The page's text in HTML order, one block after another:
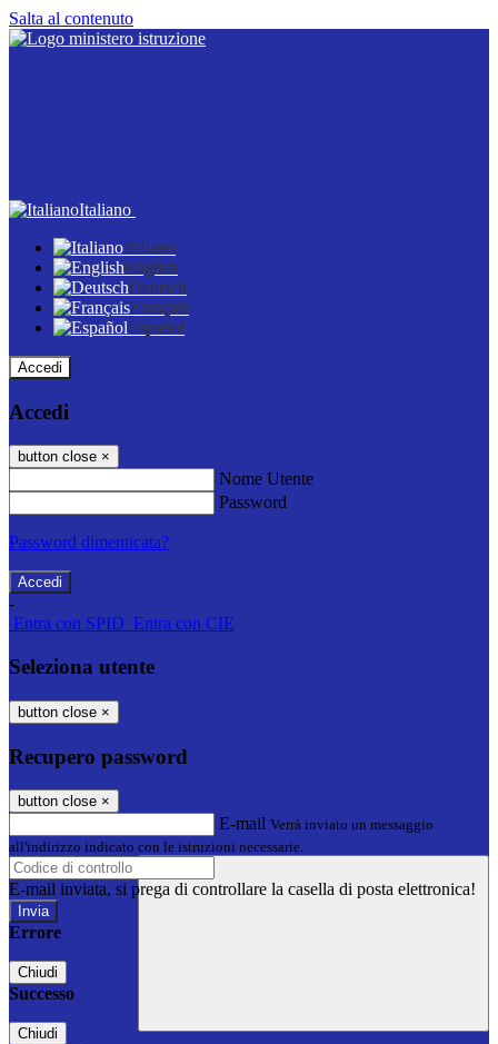
Salta al contenuto
Italiano
Italiano
English
Deutsch
Français
Español
Accedi
Accedi
button close ×
Nome Utente
Password
Password dimenticata?
-
Entra con SPID Entra con CIE
Seleziona utente
button close ×
Recupero password
button close ×
E-mail Verrà inviato un messaggio
all'indirizzo indicato con le istruzioni necessarie.
E-mail inviata, si prega di controllare la casella di posta elettronica!
Errore
Chiudi
Successo
Chiudi